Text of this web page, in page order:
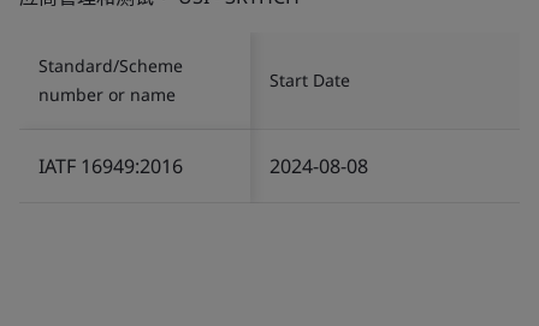
Standard/Scheme
number or name
Start Date
IATF 16949:2016 2024-08-08